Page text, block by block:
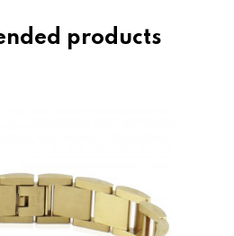
products